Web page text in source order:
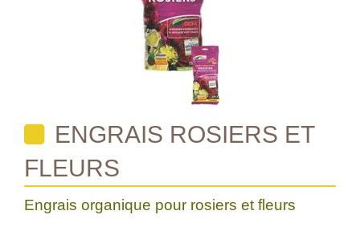
ENGRAIS ROSIERS ET
FLEURS
Engrais organique pour rosiers et fleurs